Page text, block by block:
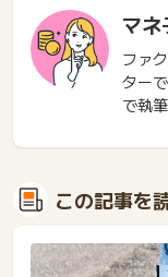
マネ
ファ
ター
で執
この記事を